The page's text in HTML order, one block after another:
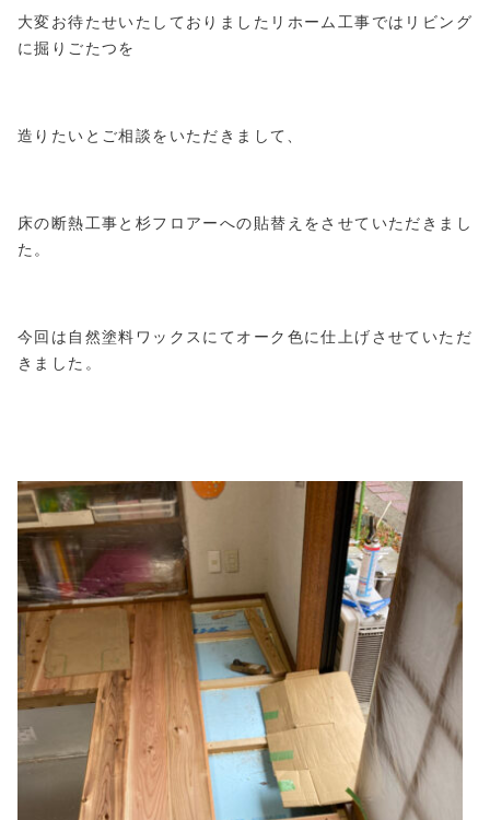
大変お待たせいたしておりましたリホーム工事ではリビング
に掘りごたつを
造りたいとご相談をいただきまして、
床の断熱工事と杉フロアーへの貼替えをさせていただきまし
た。
今回は自然塗料ワックスにてオーク色に仕上げさせていただ
きました。